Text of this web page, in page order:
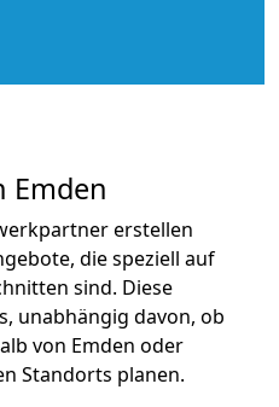
Emden
erstellen
die speziell auf
sind. Diese
unabhängig davon, ob
von Emden oder
Standorts planen.